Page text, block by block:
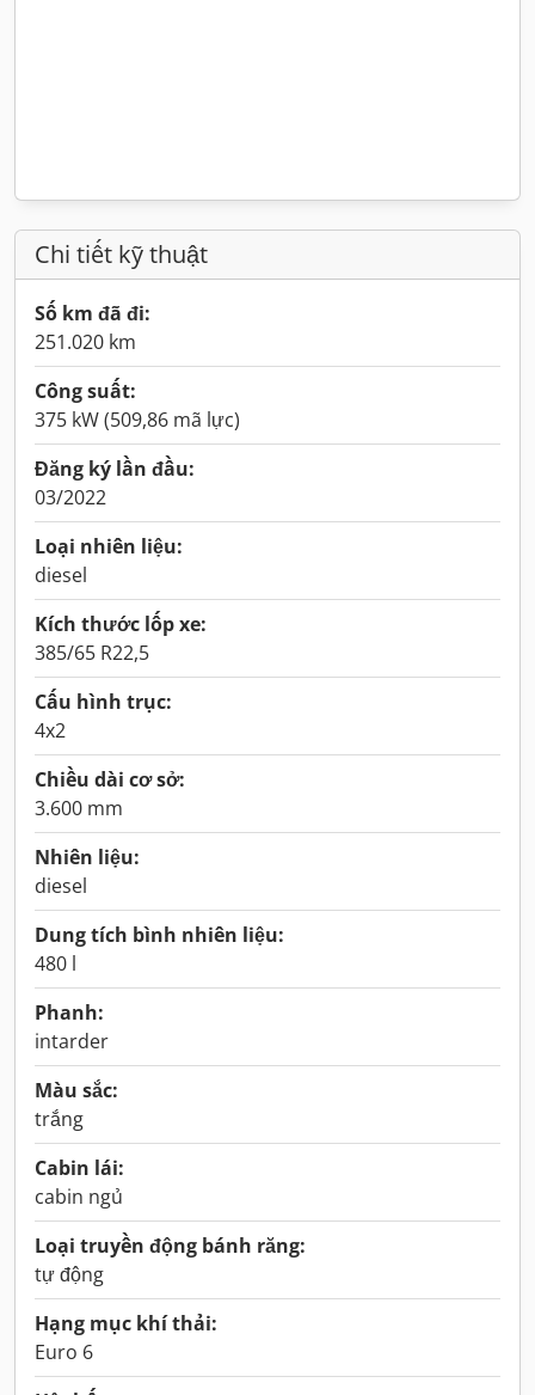
Chi tiết kỹ thuật
Số km đã đi:
251.020 km
Công suất:
375 kW (509,86 mã lực)
Đăng ký lần đầu:
03/2022
Loại nhiên liệu:
diesel
Kích thước lốp xe:
385/65 R22,5
Cấu hình trục:
4x2
Chiều dài cơ sở:
3.600 mm
Nhiên liệu:
diesel
Dung tích bình nhiên liệu:
480 l
Phanh:
intarder
Màu sắc:
trắng
Cabin lái:
cabin ngủ
Loại truyền động bánh răng:
tự động
Hạng mục khí thải:
Euro 6